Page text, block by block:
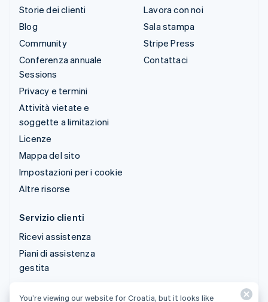
Storie dei clienti
Blog
Community
Conferenza annuale
Sessions
Privacy e termini
Attività vietate e
soggette a limitazioni
Licenze
Mappa del sito
Impostazioni per i cookie
Altre risorse
Lavora con noi
Sala stampa
Stripe Press
Contattaci
Servizio clienti
Ricevi assistenza
Piani di assistenza
gestita
© 2026 Stripe, LLC
You’re viewing our website for Croatia, but it looks like